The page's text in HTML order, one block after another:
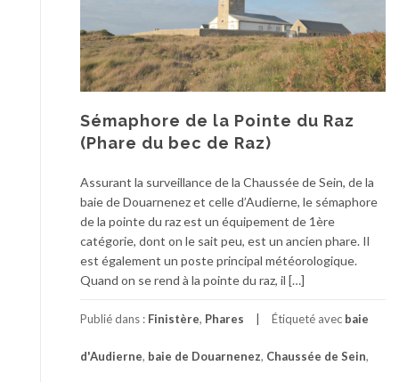
Sémaphore de la Pointe du Raz
(Phare du bec de Raz)
Assurant la surveillance de la Chaussée de Sein, de la
baie de Douarnenez et celle d’Audierne, le sémaphore
de la pointe du raz est un équipement de 1ère
catégorie, dont on le sait peu, est un ancien phare. Il
est également un poste principal météorologique.
Quand on se rend à la pointe du raz, il […]
Publié dans : Finistère, Phares Étiqueté avec baie
d'Audierne, baie de Douarnenez, Chaussée de Sein,